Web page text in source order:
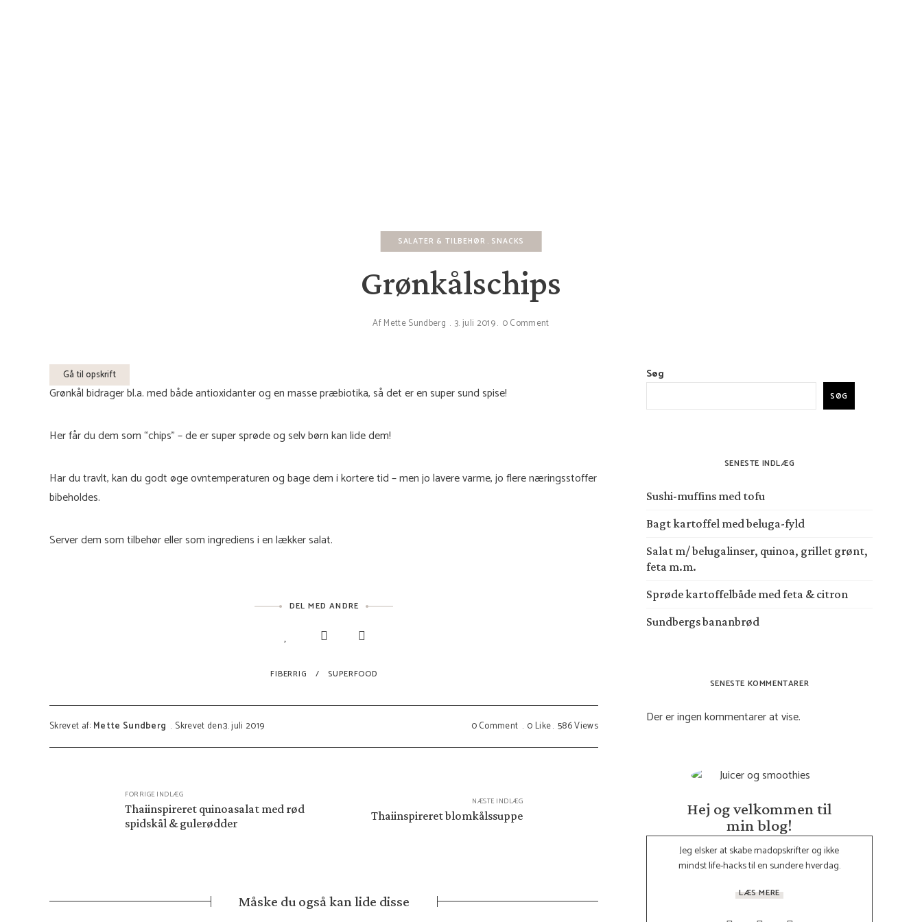
SALATER & TILBEHØR SNACKS
Grønkålschips
AfMette Sundberg 3. juli 2019 0 Comment
Gå til opskrift
Grønkål bidrager bl.a. med både antioxidanter og en masse præbiotika, så det er en super sund spise!
Her får du dem som “chips” – de er super sprøde og selv børn kan lide dem!
Har du travlt, kan du godt øge ovntemperaturen og bage dem i kortere tid – men jo lavere varme, jo flere næringsstoffer
bibeholdes.
Server dem som tilbehør eller som ingrediens i en lækker salat.
DEL MED ANDRE
FIBERRIG SUPERFOOD
Skrevet af: Mette Sundberg Skrevet den:3. juli 2019 0 Comment 0 Like 586Views
FORRIGE INDLÆG
Thaiinspireret quinoasalat med rød
spidskål & gulerødder
NÆSTE INDLÆG
Thaiinspireret blomkålssuppe
Måske du også kan lide disse
Søg
SØG
SENESTE INDLÆG
Sushi-muffins med tofu
Bagt kartoffel med beluga-fyld
Salat m/ belugalinser, quinoa, grillet grønt,
feta m.m.
Sprøde kartoffelbåde med feta & citron
Sundbergs bananbrød
SENESTE KOMMENTARER
Der er ingen kommentarer at vise.
Hej og velkommen til
min blog!
Jeg elsker at skabe madopskrifter og ikke
mindst life-hacks til en sundere hverdag.
LÆS MERE